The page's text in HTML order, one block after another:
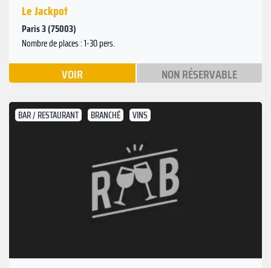
Le Jackpot
Paris 3 (75003)
Nombre de places : 1-30 pers.
VOIR NON RÉSERVABLE
BAR / RESTAURANT BRANCHÉ VINS